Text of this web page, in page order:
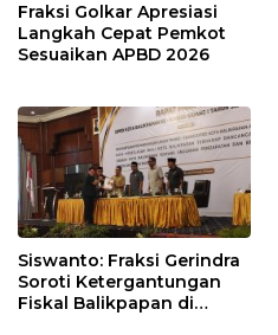
Fraksi Golkar Apresiasi
Langkah Cepat Pemkot
Sesuaikan APBD 2026
Siswanto: Fraksi Gerindra
Soroti Ketergantungan
Fiskal Balikpapan di